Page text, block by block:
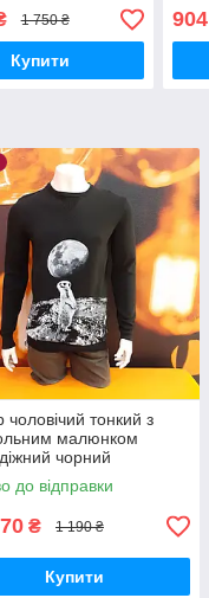
1 750 ₴
Купити
чоловічий тонкий з
малюнком
чорний
до відправки
₴ 1 190 ₴
Купити